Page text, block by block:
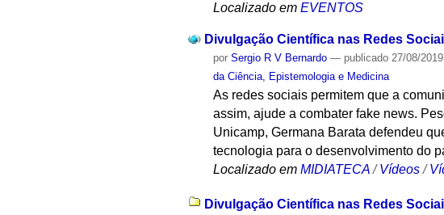
Localizado em EVENTOS
Divulgação Científica nas Redes
porSergio R V Bernardo — publicado 27/08/
da Ciência, Epistemologia e Medicina
As redes sociais permitem que a
assim, ajude a combater fake news.
Unicamp, Germana Barata defendeu
tecnologia para o desenvolvimento do
Localizado em MIDIATECA /Vídeos /
Divulgação Científica nas Redes